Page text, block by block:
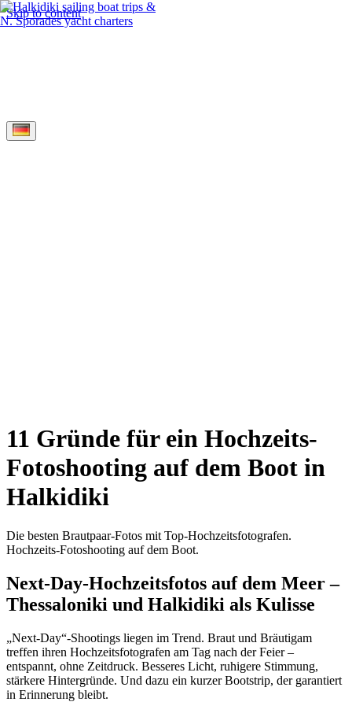
Skip to content
11 Gründe für ein Hochzeits-
Fotoshooting auf dem Boot in
Halkidiki
Die besten Brautpaar-Fotos mit Top-Hochzeitsfotografen.
Hochzeits-Fotoshooting auf dem Boot.
Next-Day-Hochzeitsfotos auf dem Meer –
Thessaloniki und Halkidiki als Kulisse
„Next-Day“-Shootings liegen im Trend. Braut und Bräutigam
treffen ihren Hochzeitsfotografen am Tag nach der Feier –
entspannt, ohne Zeitdruck. Besseres Licht, ruhigere Stimmung,
stärkere Hintergründe. Und dazu ein kurzer Bootstrip, der garantiert
in Erinnerung bleibt.